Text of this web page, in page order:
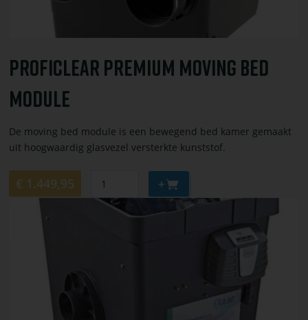
ProfiClear Premium Moving Bed
Module
De moving bed module is een bewegend bed kamer gemaakt
uit hoogwaardig glasvezel versterkte kunststof.
€ 1.449,95 Aan
winkelwagen
toevoegen